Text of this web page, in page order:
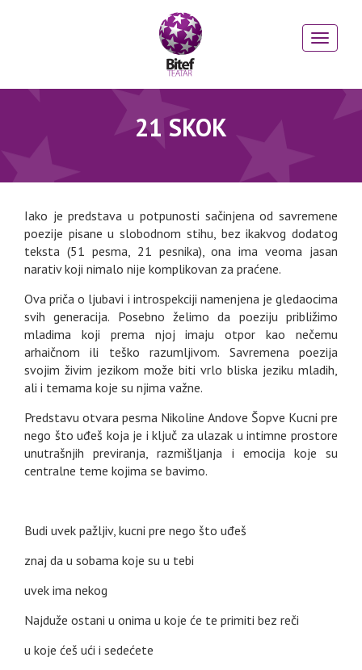
21 SKOK
Iako je predstava u potpunosti sačinjena od savremene
poezije pisane u slobodnom stihu, bez ikakvog dodatog
teksta (51 pesma, 21 pesnika), ona ima veoma jasan
narativ koji nimalo nije komplikovan za praćene.
Ova priča o ljubavi i introspekciji namenjena je gledaocima
svih generacija. Posebno želimo da poeziju približimo
mladima koji prema njoj imaju otpor kao nečemu
arhaičnom ili teško razumljivom. Savremena poezija
svojim živim jezikom može biti vrlo bliska jeziku mladih,
ali i temama koje su njima važne.
Predstavu otvara pesma Nikoline Andove Šopve Kucni pre
nego što uđeš koja je i ključ za ulazak u intimne prostore
unutrašnjih previranja, razmišljanja i emocija koje su
centralne teme kojima se bavimo.
Budi uvek pažljiv, kucni pre nego što uđeš
znaj da u sobama koje su u tebi
uvek ima nekog
Najduže ostani u onima u koje će te primiti bez reči
u koje ćeš ući i sedećete